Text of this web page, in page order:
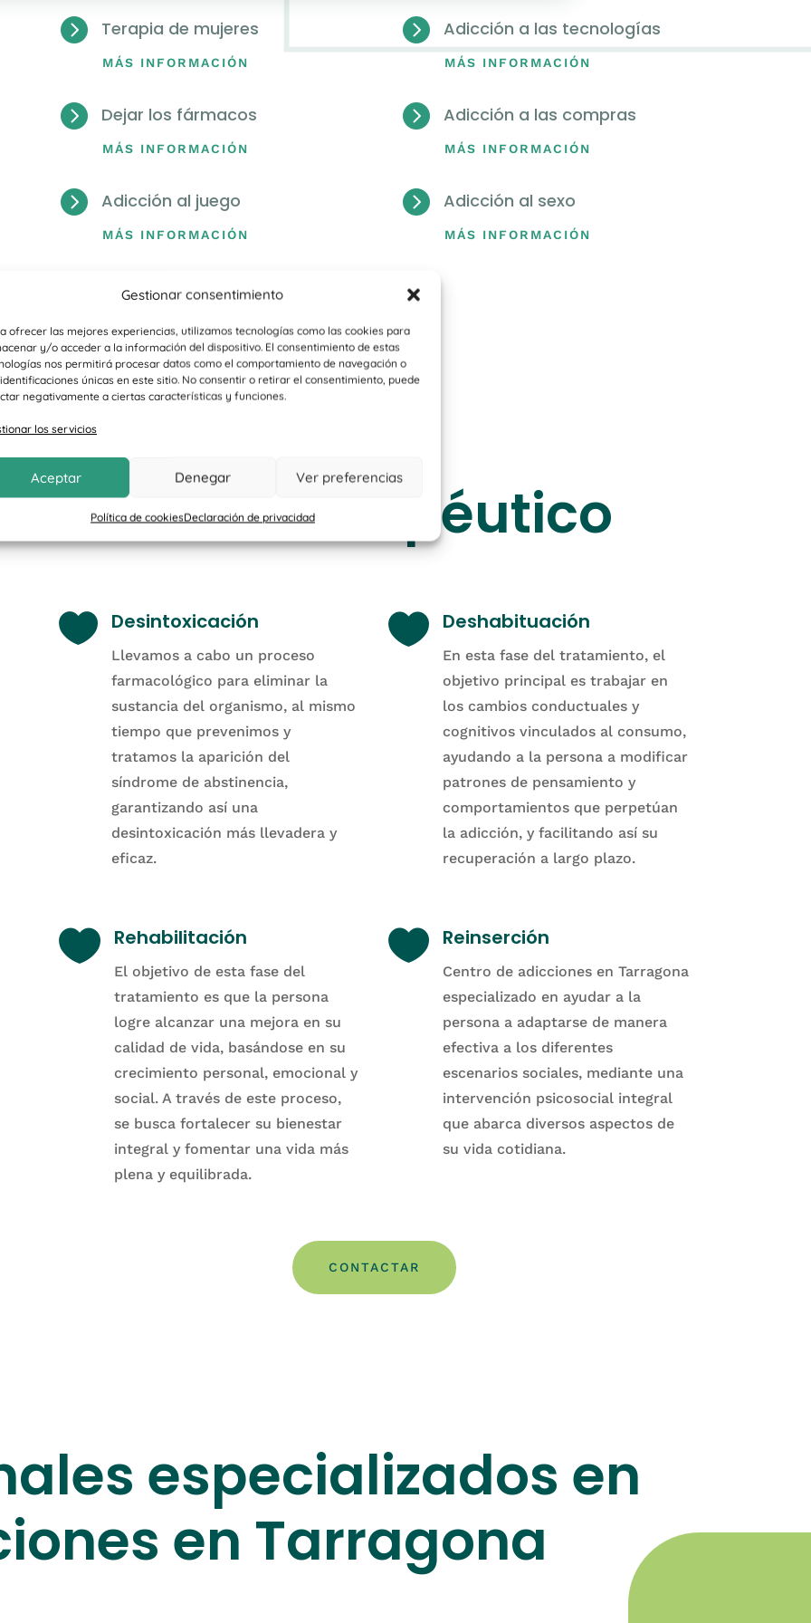
Gestionar consentimiento
ofrecer las mejores experiencias, utilizamos tecnologías como las cookies para
y/o acceder a la información del dispositivo. El consentimiento de estas
nos permitirá procesar datos como el comportamiento de navegación o
únicas en este sitio. No consentir o retirar el consentimiento, puede
negativamente a ciertas características y funciones.
los servicios
Aceptar Denegar Ver preferencias
Política de cookiesDeclaración de privacidad
 Terapia de mujeres
MÁS INFORMACIÓN
 Dejar los fármacos
MÁS INFORMACIÓN
 Adicción al juego
MÁS INFORMACIÓN
 Adicción a las tecnologías
MÁS INFORMACIÓN
 Adicción a las compras
MÁS INFORMACIÓN
 Adicción al sexo
MÁS INFORMACIÓN
Proceso terapéutico
 Desintoxicación
Llevamos a cabo un proceso
farmacológico para eliminar la
sustancia del organismo, al mismo
tiempo que prevenimos y
tratamos la aparición del
síndrome de abstinencia,
garantizando así una
desintoxicación más llevadera y
eficaz.
 Deshabituación
En esta fase del tratamiento, el
objetivo principal es trabajar en
los cambios conductuales y
cognitivos vinculados al consumo,
ayudando a la persona a modificar
patrones de pensamiento y
comportamientos que perpetúan
la adicción, y facilitando así su
recuperación a largo plazo.
 Rehabilitación
El objetivo de esta fase del
tratamiento es que la persona
logre alcanzar una mejora en su
calidad de vida, basándose en su
crecimiento personal, emocional y
social. A través de este proceso,
se busca fortalecer su bienestar
integral y fomentar una vida más
plena y equilibrada.
 Reinserción
Centro de adicciones en Tarragona
especializado en ayudar a la
persona a adaptarse de manera
efectiva a los diferentes
escenarios sociales, mediante una
intervención psicosocial integral
que abarca diversos aspectos de
su vida cotidiana.
CONTACTAR
especializados en
en Tarragona